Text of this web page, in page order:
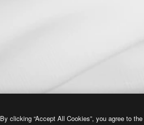
By clicking “Accept All Cookies”, you agree to